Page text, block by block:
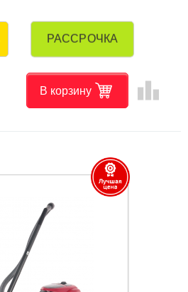
РАССРОЧКА
В корзину leaderboard